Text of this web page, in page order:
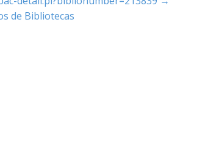
de Bibliotecas